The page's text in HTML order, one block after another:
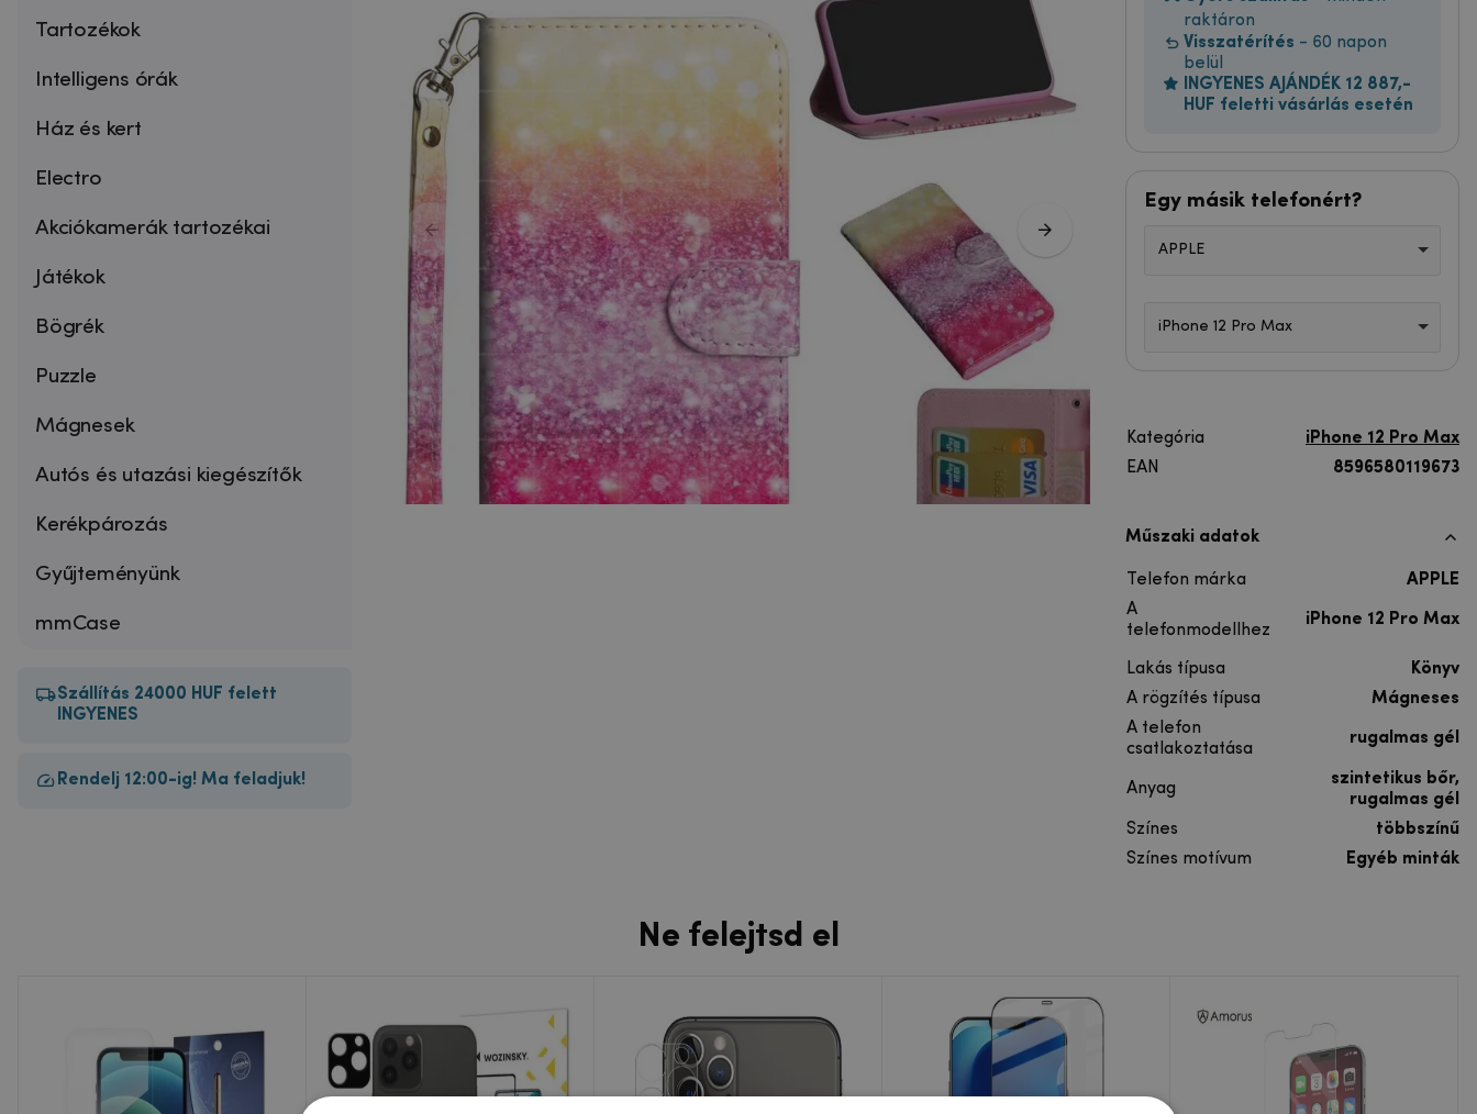
Tartozékok
Intelligens órák
Ház és kert
Electro
Akciókamerák tartozékai
Játékok
Bögrék
Puzzle
Mágnesek
Autós és utazási kiegészítők
Kerékpározás
Gyűjteményünk
mmCase
Szállítás 24000 HUF felett
INGYENES
Rendelj 12:00-ig! Ma feladjuk!
raktáron
Visszatérítés - 60 napon
belül
INGYENES AJÁNDÉK 12 887,-
HUF feletti vásárlás esetén
Egy másik telefonért?
APPLE
iPhone 12 Pro Max
Kategória
iPhone 12 Pro Max
EAN
8596580119673
Műszaki adatok
Telefon márka
APPLE
A
telefonmodellhez
iPhone 12 Pro Max
Lakás típusa
Könyv
A rögzítés típusa
Mágneses
A telefon
csatlakoztatása
rugalmas gél
Anyag
szintetikus bőr,
rugalmas gél
Színes
többszínű
Színes motívum
Egyéb minták
Ne felejtsd el